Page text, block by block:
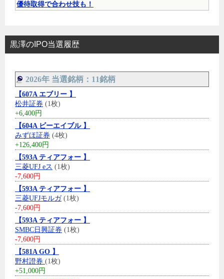
優待取得で合わせ技も！
黒澤のIPO当選履歴
2026年 当選銘柄：11銘柄
【607A エブリー 】
松井証券 (1枚)
+6,400円
【604A ビーエイブル 】
みずほ証券 (4枚)
+126,400円
【593A ティアフォー 】
三菱UFJ eス (1枚)
-7,600円
【593A ティアフォー 】
三菱UFJモルガ(1枚)
-7,600円
【593A ティアフォー 】
SMBC日興証券 (1枚)
-7,600円
【581A GO 】
野村證券 (1枚)
+51,000円